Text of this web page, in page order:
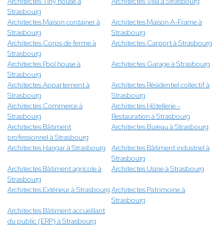
Strasbourg
Architectes Maison container à
Strasbourg
Architectes Maison A-Frame à
Strasbourg
Architectes Corps de ferme à
Strasbourg
Architectes Carport à Strasbourg
Architectes Pool house à
Strasbourg
Architectes Garage à Strasbourg
Architectes Appartement à
Strasbourg
Architectes Résidentiel collectif à
Strasbourg
Architectes Commerce à
Strasbourg
Architectes Hôtellerie -
Restauration à Strasbourg
Architectes Bâtiment
professionnel à Strasbourg
Architectes Bureau à Strasbourg
Architectes Hangar à Strasbourg
Architectes Bâtiment industriel à
Strasbourg
Architectes Bâtiment agricole à
Strasbourg
Architectes Usine à Strasbourg
Architectes Extérieur à Strasbourg Architectes Patrimoine à
Strasbourg
Architectes Bâtiment accueillant
du public (ERP) à Strasbourg